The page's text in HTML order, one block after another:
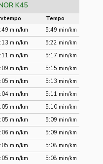
K45
Tempo
min/km
5:49 min/km
min/km
5:22 min/km
min/km
5:17 min/km
min/km
5:15 min/km
min/km
5:13 min/km
min/km
5:11 min/km
min/km
5:10 min/km
min/km
5:09 min/km
min/km
5:09 min/km
min/km
5:08 min/km
min/km
5:08 min/km